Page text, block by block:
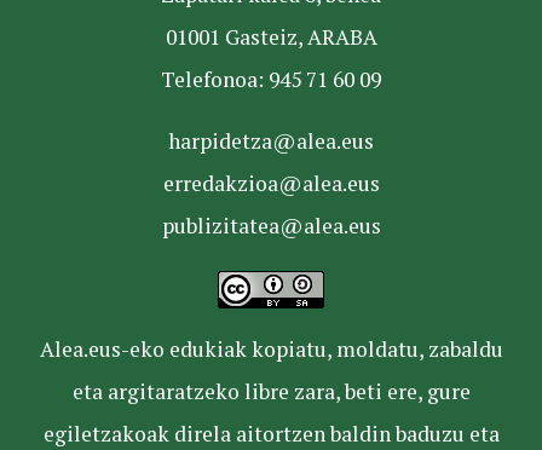
01001 Gasteiz, ARABA
Telefonoa: 945 71 60 09
harpidetza@alea.eus
erredakzioa@alea.eus
publizitatea@alea.eus
Alea.eus-eko edukiak kopiatu, moldatu, zabaldu
eta argitaratzeko libre zara, beti ere, gure
egiletzakoak direla aitortzen baldin baduzu eta